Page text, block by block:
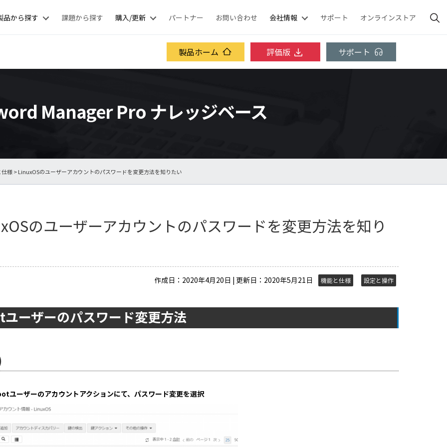
品から探す 課題から探す 購入/更新 パートナー お問い合わせ 会社情報 サポート オンラインストア
製品ホーム 評価版 サポート
Manager Pro ナレッジベース
仕様> LinuxOSのユーザーアカウントのパスワードを変更方法を知りたい
のユーザーアカウントのパスワードを変更方法を知り
作成日：2020年4月20日 | 更新日：2020年5月21日 機能と仕様 設定と操作
ーザーのパスワード変更方法
ユーザーのアカウントアクションにて、パスワード変更を選択